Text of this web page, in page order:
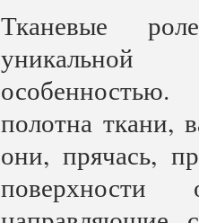
Тканевые
полотна ткани,
они, прячась,